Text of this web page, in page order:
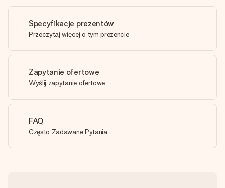
Specyfikacje prezentów
Przeczytaj więcej o tym prezencie
Zapytanie ofertowe
Wyślij zapytanie ofertowe
FAQ
Często Zadawane Pytania